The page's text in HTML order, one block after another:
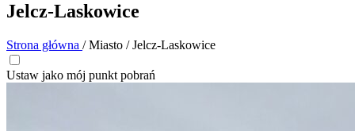
Jelcz-Laskowice
Strona główna / Miasto / Jelcz-Laskowice
Ustaw jako mój punkt pobrań